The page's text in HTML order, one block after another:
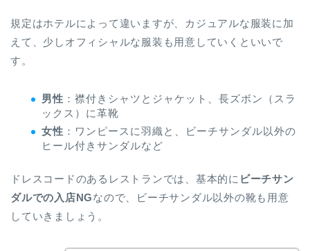
規定はホテルによって違いますが、カジュアルな服装に加
えて、少しオフィシャルな服装も用意していくといいで
す。
男性 ：襟付きシャツとジャケット、長ズボン（スラ
ックス）に革靴
女性 ：ワンピースに羽織と、ビーチサンダル以外の
ヒール付きサンダルなど
ドレスコードのあるレストランでは、基本的に ビーチサン
ダルでの入店NGなので、ビーチサンダル以外の靴も用意
していきましょう。